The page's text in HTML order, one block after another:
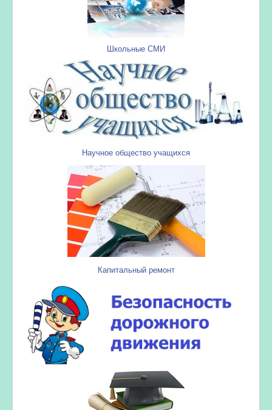
Школьные СМИ
Научное общество учащихся
Капитальный ремонт